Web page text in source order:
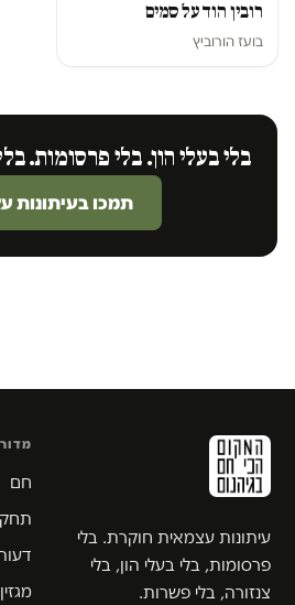
רובין הוד על סמים
בועז הורוביץ
בלי בעלי הון. בלי פרסומות.
תמכו בעיתונות
עיתונות עצמאית חוקרת. בלי
פרסומות, בלי בעלי הון, בלי
צנזורה, בלי פשרות.
חם
מגזין